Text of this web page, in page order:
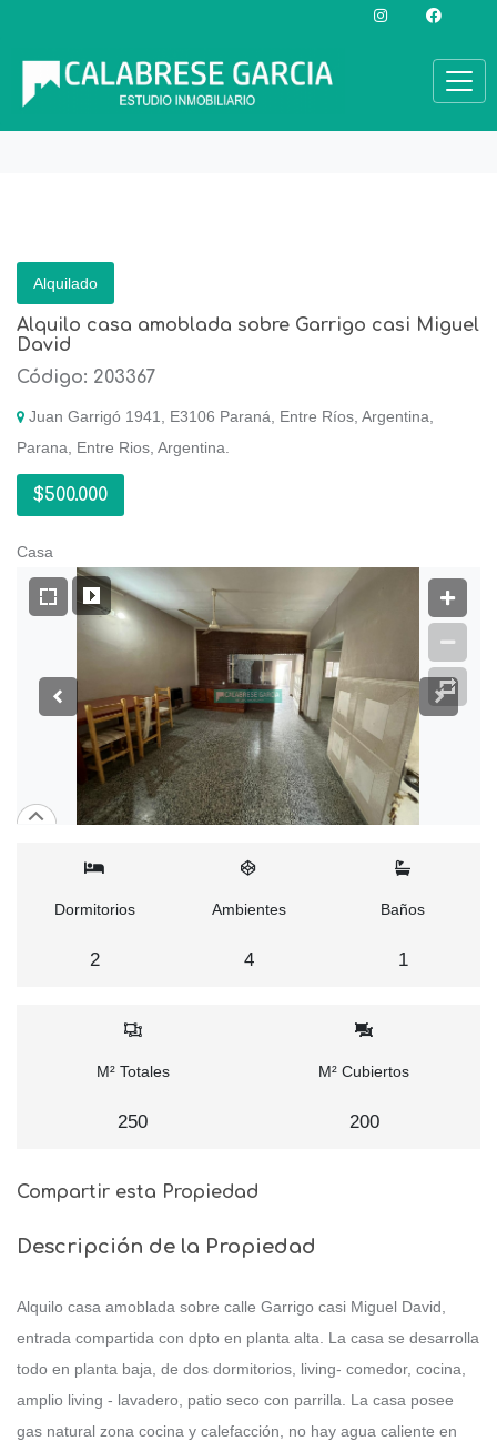
Alquilado
Alquilo casa amoblada sobre Garrigo casi Miguel
David
Código: 203367
Juan Garrigó 1941, E3106 Paraná, Entre Ríos, Argentina,
Parana, Entre Rios, Argentina.
$500.000
Casa
Dormitorios
2
Ambientes
4
Baños
1
M² Totales
250
M² Cubiertos
200
Compartir esta Propiedad
Descripción de la Propiedad
Alquilo casa amoblada sobre calle Garrigo casi Miguel David,
entrada compartida con dpto en planta alta. La casa se desarrolla
todo en planta baja, de dos dormitorios, living- comedor, cocina,
amplio living - lavadero, patio seco con parrilla. La casa posee
gas natural zona cocina y calefacción, no hay agua caliente en